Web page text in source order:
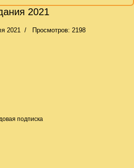
2021
2021 Просмотров: 2198
подписка